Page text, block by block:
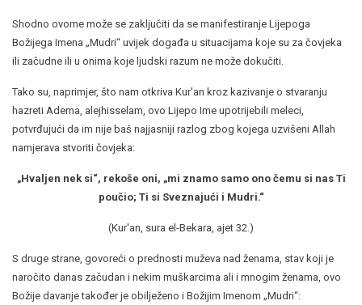
Shodno ovome može se zaključiti da se manifestiranje Lijepoga
Božijega Imena „Mudri“ uvijek događa u situacijama koje su za čovjeka
ili začudne ili u onima koje ljudski razum ne može dokučiti.
Tako su, naprimjer, što nam otkriva Kur'an kroz kazivanje o stvaranju
hazreti Adema, alejhisselam, ovo Lijepo Ime upotrijebili meleci,
potvrđujući da im nije baš najjasniji razlog zbog kojega uzvišeni Allah
namjerava stvoriti čovjeka:
„Hvaljen nek si“, rekoše oni, „mi znamo samo ono čemu si nas Ti
poučio; Ti si Sveznajući i Mudri.“
(Kur'an, sura el-Bekara, ajet 32.)
S druge strane, govoreći o prednosti muževa nad ženama, stav koji je
naročito danas začudan i nekim muškarcima ali i mnogim ženama, ovo
Božije davanje također je obilježeno i Božijim Imenom „Mudri“: